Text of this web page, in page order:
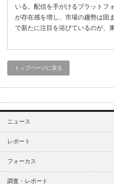
いる。配信を手がけるプラットフ
が存在感を増し、市場の趨勢は
で新たに注目を浴びているのが、
トップページに戻る
ニュース
レポート
フォーカス
調査・レポート